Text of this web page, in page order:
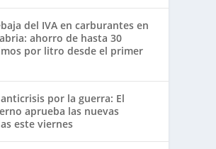
del IVA en carburantes en
ahorro de hasta 30
por litro desde el primer
por la guerra: El
aprueba las nuevas
este viernes